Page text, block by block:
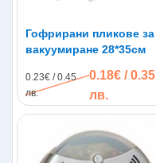
Гофрирани пликове за
вакуумиране 28*35см
0.23€ / 0.45
лв.
0.18€ / 0.35
лв.